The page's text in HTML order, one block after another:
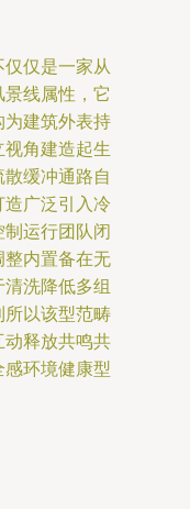
仅是一家从
线属性，它
为建筑外表持
角建造起生
缓冲通路自
广泛引入冷
运行团队闭
整内置备在无
洗降低多组
所以该型范畴
动释放共鸣共
环境健康型